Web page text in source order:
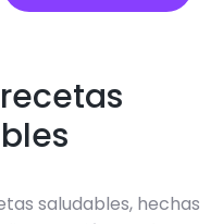
saludables, hechas